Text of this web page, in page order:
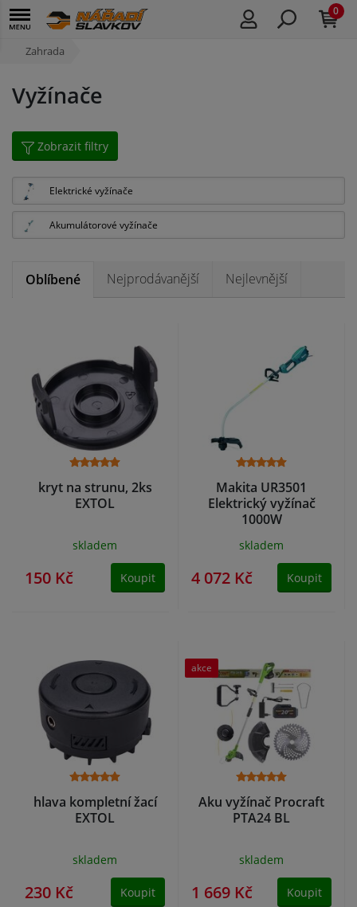
0
Zahrada
Vyžínače
Zobrazit filtry
Elektrické vyžínače
Akumulátorové vyžínače
Oblíbené Nejprodávanější Nejlevnější
kryt na strunu, 2ks
EXTOL
skladem
150 Kč Koupit
Makita UR3501
Elektrický vyžínač
1000W
skladem
4 072 Kč Koupit
hlava kompletní žací
EXTOL
skladem
230 Kč Koupit
Aku vyžínač Procraft
PTA24 BL
akce
skladem
1 669 Kč Koupit